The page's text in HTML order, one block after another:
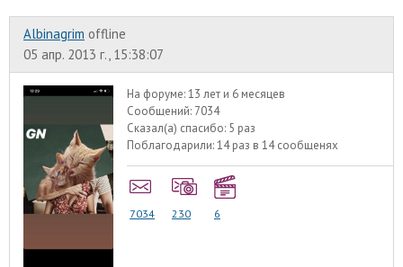
Albinagrim offline
05 апр. 2013 г., 15:38:07
На форуме:13 лет и 6 месяцев
Сообщений: 7034
Сказал(а) спасибо: 5 раз
Поблагодарили:14 раз в 14 сообщенях
7034 230 6